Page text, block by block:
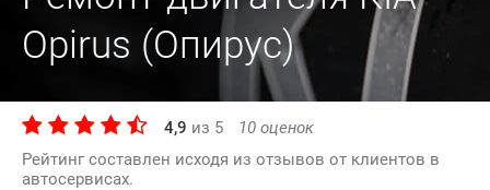
Opirus (Опирус)
4,9 из 5 10 оценок
Рейтинг составлен исходя из отзывов от клиентов в
автосервисах.